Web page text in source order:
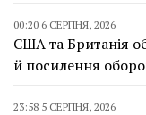
00:20 6 СЕРПНЯ, 2026
США та Британія
й посилення
23:58 5 СЕРПНЯ, 2026